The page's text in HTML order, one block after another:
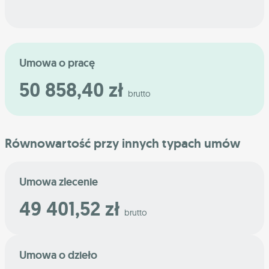
Umowa o pracę
50 858,40 zł brutto
Równowartość przy innych typach umów
Umowa zlecenie
49 401,52 zł brutto
Umowa o dzieło